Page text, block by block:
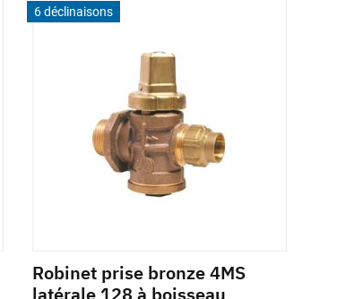
6 déclinaisons
Robinet prise bronze 4MS
latérale 128 à boisseau